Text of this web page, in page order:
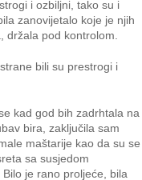
i ozbiljni, tako su i
zanovijetalo koje je njih
držala pod kontrolom.
bili su prestrogi i
kad god bih zadrhtala na
bira, zaključila sam
maštarije kao da su se
sa susjedom
je rano proljeće, bila